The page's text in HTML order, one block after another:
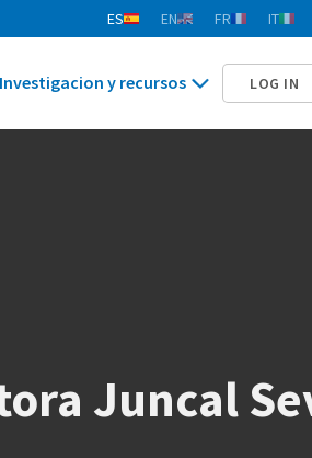
ES EN FR IT
Investigacion y recursos LOG IN
Juncal